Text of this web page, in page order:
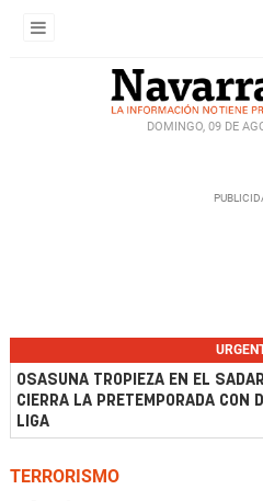
DOMINGO, 09 DE
OSASUNA TROPIEZA EN EL
CIERRA LA PRETEMPORADA CON
LIGA
TERRORISMO